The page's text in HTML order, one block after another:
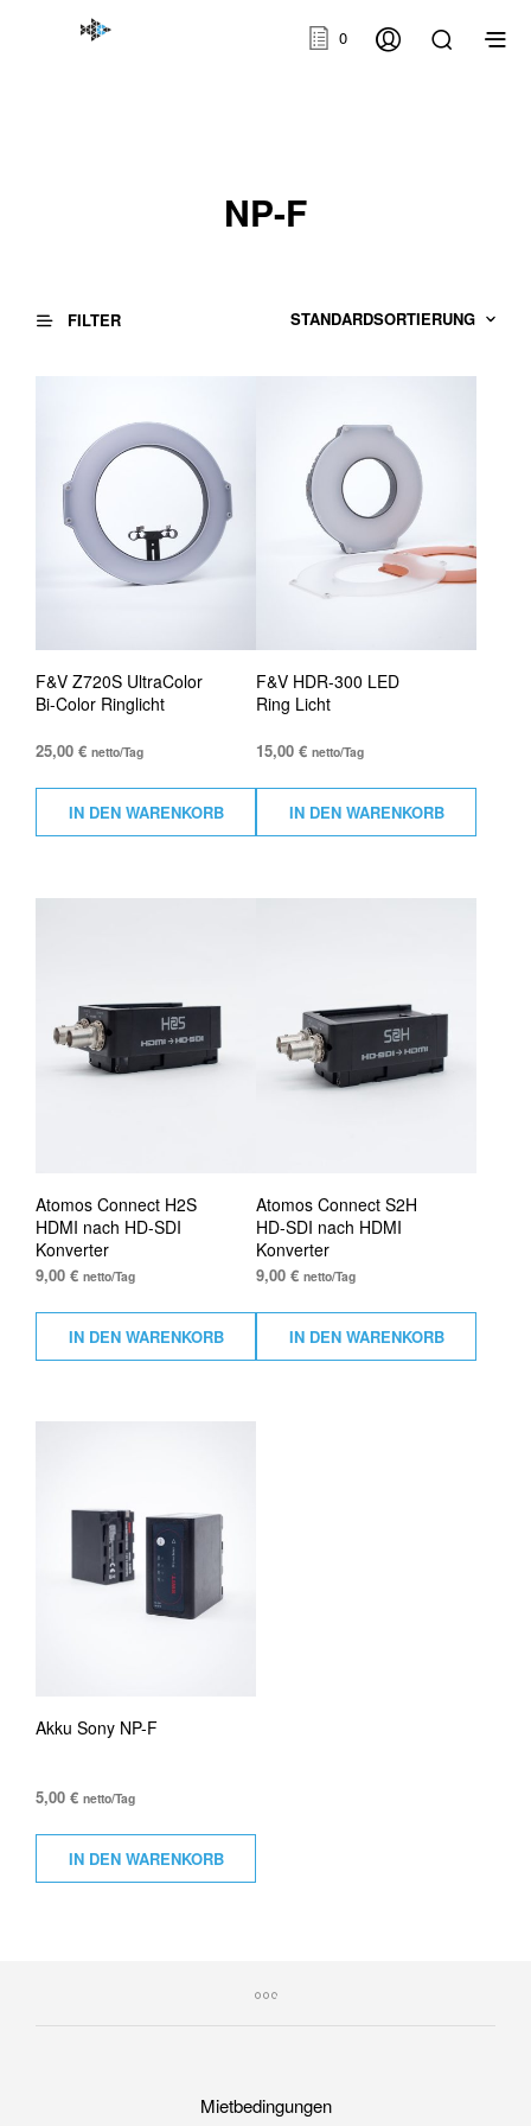
0
NP-F
FILTER
F&V Z720S UltraColor
Bi-Color Ringlicht
25,00 € netto/Tag
IN DEN WARENKORB
F&V HDR-300 LED
Ring Licht
15,00€ netto/Tag
IN DEN WARENKORB
Atomos Connect H2S
HDMI nach HD-SDI
Konverter
9,00 € netto/Tag
IN DEN WARENKORB
Atomos Connect S2H
HD-SDI nach HDMI
Konverter
9,00€ netto/Tag
IN DEN WARENKORB
Akku Sony NP-F
5,00 € netto/Tag
IN DEN WARENKORB
Mietbedingungen